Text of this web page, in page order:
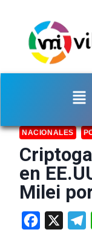
NACIONALES
en
Milei
Facebook